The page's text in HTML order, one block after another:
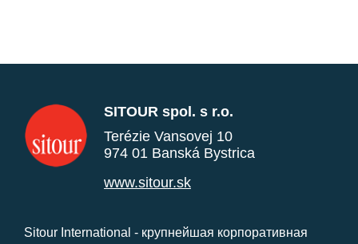
SITOUR spol. s r.o.
Terézie Vansovej 10
974 01 Banská Bystrica
www.sitour.sk
Sitour International - крупнейшая корпоративная